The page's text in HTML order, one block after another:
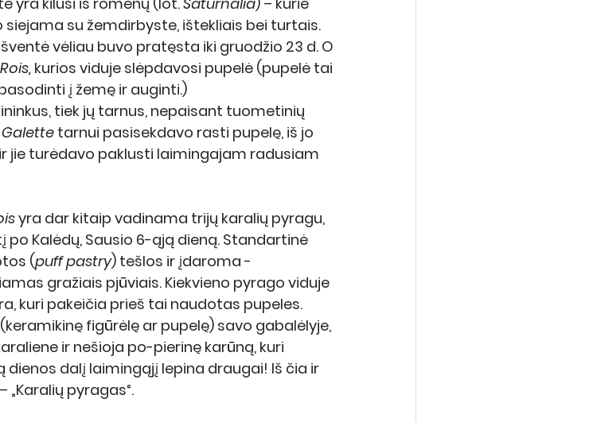
su žemdirbyste, ištekliais bei turtais.
vėliau buvo pratęsta iki gruodžio 23 d. O
kurios viduje slėpdavosi pupelė (pupelė tai
į žemę ir auginti.)
tiek jų tarnus, nepaisant tuometinių
Galette tarnui pasisekdavo rasti pupelę, iš jo
jie turėdavo paklusti laimingajam radusiam
yra dar kitaip vadinama trijų karalių pyragu,
Kalėdų, Sausio 6-ąją dieną. Standartinė
(puff pastry) tešlos ir įdaroma -
gražiais pjūviais. Kiekvieno pyrago viduje
kuri pakeičia prieš tai naudotas pupeles.
(keramikinę figūrėlę ar pupelę) savo gabalėlyje,
ir nešioja po-pierinę karūną, kuri
dalį laimingąjį lepina draugai! Iš čia ir
– „Karalių pyragas“.